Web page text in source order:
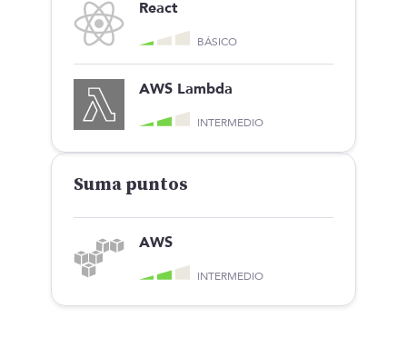
React
BÁSICO
AWS Lambda
INTERMEDIO
Suma puntos
AWS
INTERMEDIO